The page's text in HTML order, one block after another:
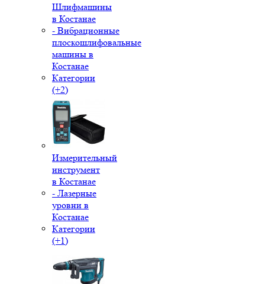
Шлифмашины
в Костанае
- Вибрационные
плоскошлифовальные
машины в
Костанае
Категории
(+2)
Измерительный
инструмент
в Костанае
- Лазерные
уровни в
Костанае
Категории
(+1)